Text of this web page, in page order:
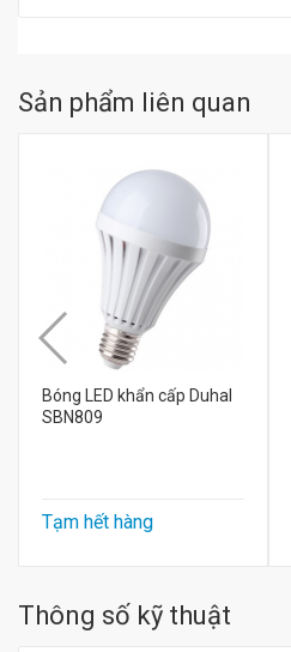
Sản phẩm liên quan
Bóng LED khẩn cấp Duhal
SBN809
Tạm hết hàng
Thông số kỹ thuật